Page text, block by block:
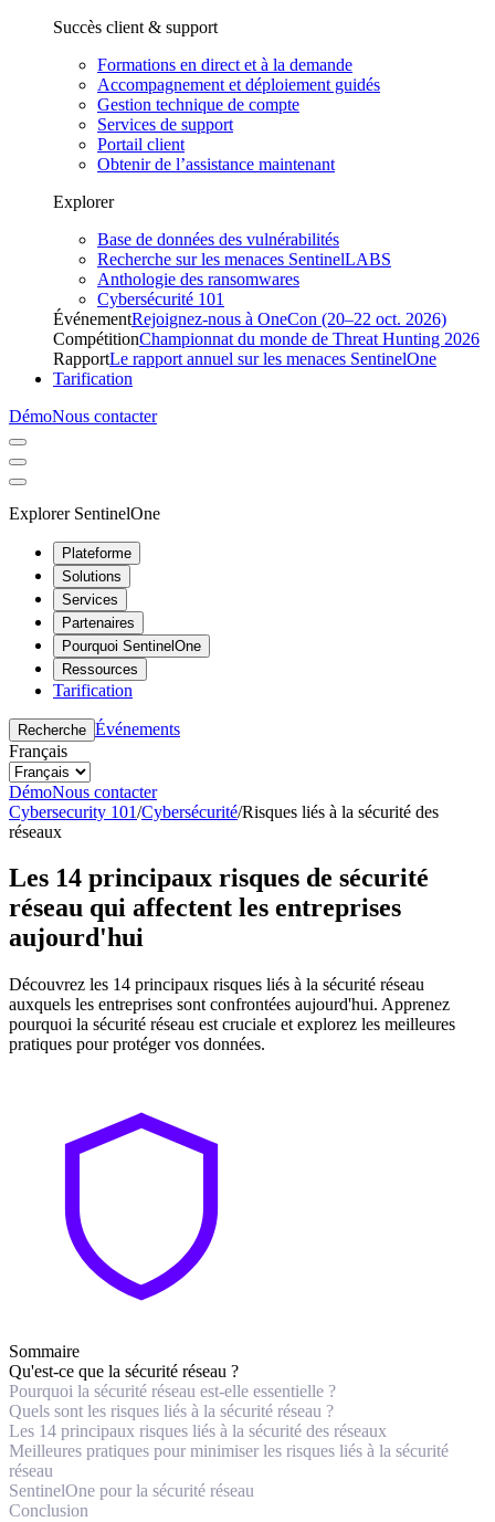
Succès client & support
Formations en direct et à la demande
Accompagnement et déploiement guidés
Gestion technique de compte
Services de support
Portail client
Obtenir de l’assistance maintenant
Explorer
Base de données des vulnérabilités
Recherche sur les menaces SentinelLABS
Anthologie des ransomwares
Cybersécurité 101
ÉvénementRejoignez-nous à OneCon (20–22 oct. 2026)
CompétitionChampionnat du monde de Threat Hunting 2026
RapportLe rapport annuel sur les menaces SentinelOne
Tarification
DémoNous contacter
Explorer SentinelOne
Plateforme
Solutions
Services
Partenaires
Pourquoi SentinelOne
Ressources
Tarification
Recherche Événements
Français
DémoNous contacter
Cybersecurity 101/Cybersécurité/Risques liés à la sécurité des
réseaux
Les 14 principaux risques de sécurité
réseau qui affectent les entreprises
aujourd'hui
Découvrez les 14 principaux risques liés à la sécurité réseau
auxquels les entreprises sont confrontées aujourd'hui. Apprenez
pourquoi la sécurité réseau est cruciale et explorez les meilleures
pratiques pour protéger vos données.
Sommaire
Qu'est-ce que la sécurité réseau ?
Pourquoi la sécurité réseau est-elle essentielle ?
Quels sont les risques liés à la sécurité réseau ?
Les 14 principaux risques liés à la sécurité des réseaux
Meilleures pratiques pour minimiser les risques liés à la sécurité
réseau
SentinelOne pour la sécurité réseau
Conclusion